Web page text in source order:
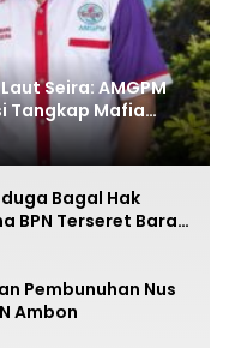
Seira: AMGPM
Tangkap Mafia
Bagal Hak
BPN Terseret Bara
Pembunuhan Nus
Ambon